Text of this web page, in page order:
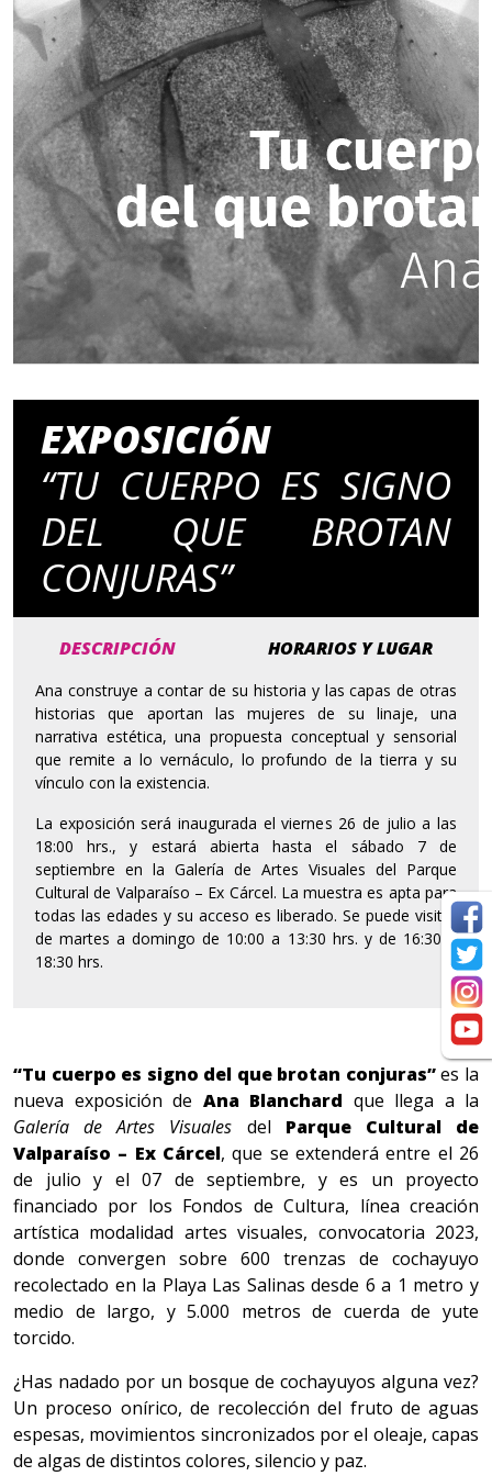
EXPOSICIÓN
“TU CUERPO ES SIGNO
DEL QUE BROTAN
CONJURAS”
DESCRIPCIÓN HORARIOS Y LUGAR
Ana construye a contar de su historia y las capas de otras
historias que aportan las mujeres de su linaje, una
narrativa estética, una propuesta conceptual y sensorial
que remite a lo vernáculo, lo profundo de la tierra y su
vínculo con la existencia.
La exposición será inaugurada el viernes 26 de julio a las
18:00 hrs., y estará abierta hasta el sábado 7 de
septiembre en la Galería de Artes Visuales del Parque
Cultural de Valparaíso – Ex Cárcel. La muestra es apta para
todas las edades y su acceso es liberado. Se puede visitar
de martes a domingo de 10:00 a 13:30 hrs. y de 16:30 a
18:30 hrs.
“Tu cuerpo es signo del que brotan conjuras”es la
nueva exposición de Ana Blanchard que llega a la
Galería de Artes Visuales del Parque Cultural de
Valparaíso – Ex Cárcel, que se extenderá entre el 26
de julio y el 07 de septiembre, y es un proyecto
financiado por los Fondos de Cultura, línea creación
artística modalidad artes visuales, convocatoria 2023,
donde convergen sobre 600 trenzas de cochayuyo
recolectado en la Playa Las Salinas desde 6 a 1 metro y
medio de largo, y 5.000 metros de cuerda de yute
torcido.
¿Has nadado por un bosque de cochayuyos alguna vez?
Un proceso onírico, de recolección del fruto de aguas
espesas, movimientos sincronizados por el oleaje, capas
de algas de distintos colores, silencio y paz.